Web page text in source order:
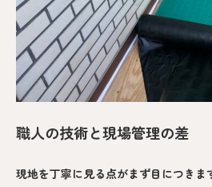
職人の技術と現場管理の差
現地を丁寧に見る点がまず目につき